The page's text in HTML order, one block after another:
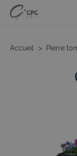
Accueil > Pierre